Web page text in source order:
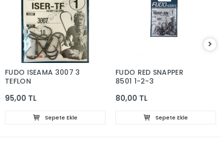
FUDO ISEAMA 3007 3
TEFLON
95,00 TL
Sepete Ekle
FUDO RED SNAPPER
8501 1-2-3
80,00 TL
Sepete Ekle